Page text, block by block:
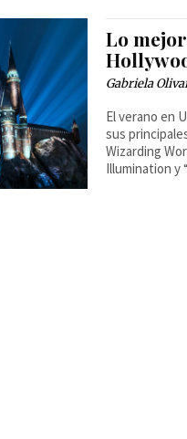
Lo
Gabriela
El verano en
sus
Wizarding
Illumination y